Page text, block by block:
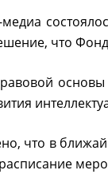
что
основы
что в